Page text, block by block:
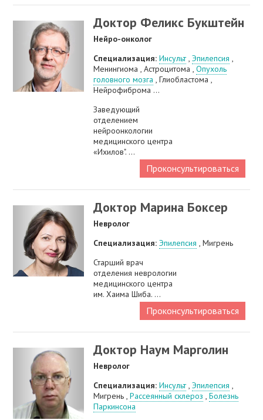
Доктор Феликс Букштейн
Нейро-онколог
Специализация:Инсульт,Эпилепсия ,
Менингиома , Астроцитома ,Опухоль
головного мозга , Глиобластома ,
Нейрофиброма ...
Заведующий
отделением
нейроонкологии
медицинского центра
«Ихилов". ...
Проконсультироваться
Доктор Марина Боксер
Невролог
Специализация:Эпилепсия , Мигрень
Старший врач
отделения неврологии
медицинского центра
им. Хаима Шиба. ...
Проконсультироваться
Доктор Наум Марголин
Невролог
Специализация:Инсульт,Эпилепсия ,
Мигрень ,Рассеянный склероз ,Болезнь
Паркинсона